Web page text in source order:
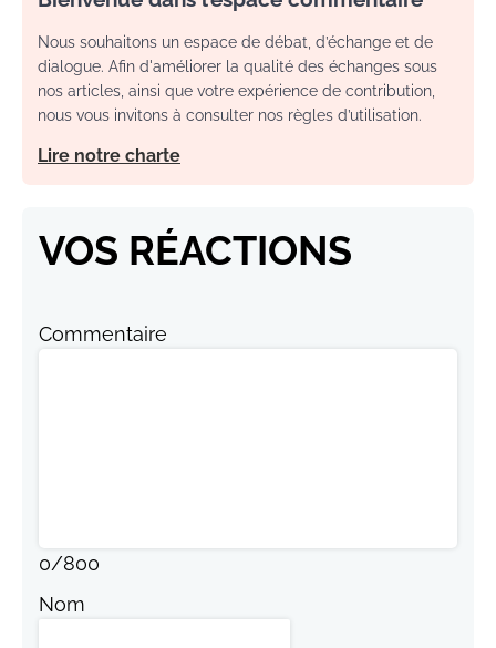
Nous souhaitons un espace de débat, d’échange et de
dialogue. Afin d'améliorer la qualité des échanges sous
nos articles, ainsi que votre expérience de contribution,
nous vous invitons à consulter nos règles d’utilisation.
Lire notre charte
VOS RÉACTIONS
Commentaire
0/800
Nom